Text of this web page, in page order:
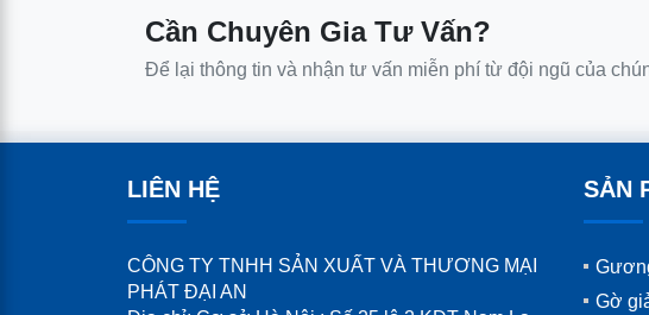
Cần Chuyên Gia Tư Vấn?
Để lại thông tin và nhận tư vấn miễn phí từ đội ngũ của
LIÊN HỆ
CÔNG TY TNHH SẢN XUẤT VÀ THƯƠNG MẠI
PHÁT ĐẠI AN
SẢN
Gờ